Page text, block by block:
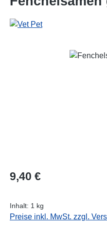
Bildergalerie überspringen
Regulärer Preis:
9,40 €
Inhalt: 1 kg
Preise inkl. MwSt. zzgl.